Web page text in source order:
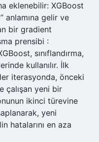
eklenebilir: XGBoost
anlamına gelir ve
bir gradient
prensibi :
sınıflandırma,
kullanılır. İlk
iterasyonda, önceki
çalışan yeni bir
ikinci türevine
yeni
hatalarını en aza